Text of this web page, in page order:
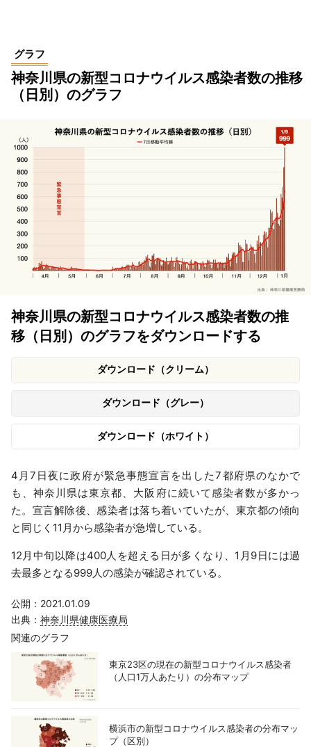
グラフ
神奈川県の新型コロナウイルス感染者数の推移
（日別）のグラフ
神奈川県の新型コロナウイルス感染者数の推
移（日別）のグラフをダウンロードする
ダウンロード（クリーム）
ダウンロード（グレー）
ダウンロード（ホワイト）
4月7日夜に政府が緊急事態宣言を出した7都府県のなかで
も、神奈川県は東京都、大阪府に続いて感染者数が多かっ
た。宣言解除後、感染者は落ち着いていたが、東京都の傾向
と同じく11月から感染者が急増している。
12月中旬以降は400人を超える日が多くなり、1月9日には過
去最多となる999人の感染が確認されている。
公開：2021.01.09
出典： 神奈川県健康医療局
関連のグラフ
東京23区の現在の新型コロナウイルス感染者
（人口1万人あたり）の分布マップ
横浜市の新型コロナウイルス感染者の分布マッ
プ（区別）